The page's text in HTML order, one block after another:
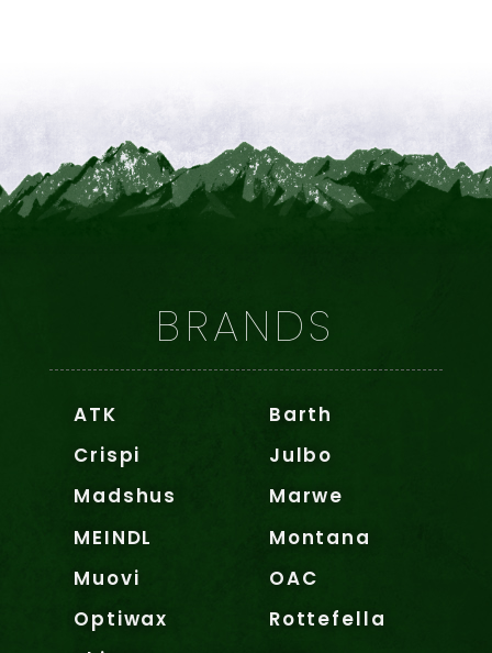
BRANDS
ATK
Barth
Crispi
Julbo
Madshus
Marwe
MEINDL
Montana
Muovi
OAC
Optiwax
Rottefella